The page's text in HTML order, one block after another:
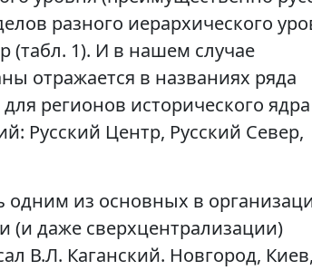
разного иерархического
(табл. 1). И в нашем случае
отражается в названиях ряда
регионов исторического ядра
Русский Центр, Русский Север,
одним из основных в
(и даже сверхцентрализации)
В.Л. Каганский. Новгород, Киев,